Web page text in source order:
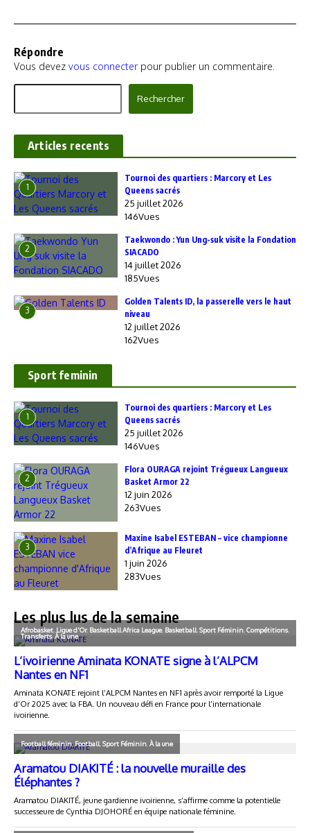
Répondre
Vous devez vous connecterpour publier un commentaire.
Rechercher
Articles recents
1
‎Tournoi des quartiers : Marcory et Les
Queens sacrés
25 juillet 2026
146Vues
2
Taekwondo : Yun Ung-suk visite la Fondation
SIACADO
14 juillet 2026
185Vues
3
Golden Talents ID, la passerelle vers le haut
niveau
12 juillet 2026
162Vues
Sport feminin
1
‎Tournoi des quartiers : Marcory et Les
Queens sacrés
25 juillet 2026
146Vues
2
Flora OURAGA rejoint Trégueux Langueux
Basket Armor 22
12 juin 2026
263Vues
3
Maxine Isabel ESTEBAN – vice championne
d’Afrique au Fleuret
1 juin 2026
283Vues
Les plus lus de la semaine